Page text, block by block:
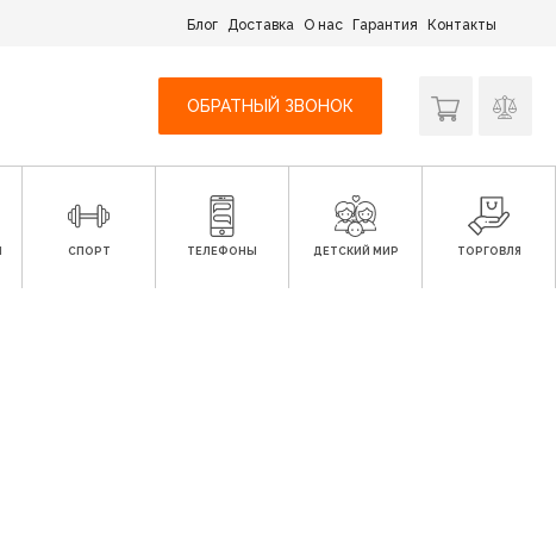
Блог Доставка О нас Гарантия Контакты
ОБРАТНЫЙ ЗВОНОК
СПОРТ ТЕЛЕФОНЫ ДЕТСКИЙ МИР ТОРГОВЛЯ